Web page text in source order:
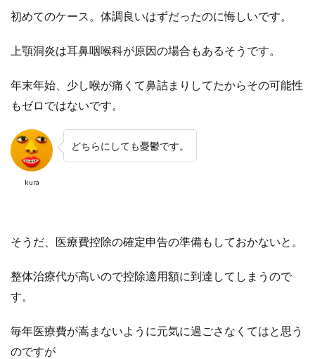
初めてのケース。体調良いはずだったのに悔しいです。
上顎洞炎は耳鼻咽喉科が原因の場合もあるそうです。
年末年始、少し喉が痛くて鼻詰まりしてたからその可能性
もゼロではないです。
kura
どちらにしても憂鬱です。
そうだ、医療費控除の確定申告の準備もしておかないと。
整体治療代が高いので控除適用額に到達してしまうので
す。
毎年医療費が嵩まないように元気に過ごさなくてはと思う
のですが